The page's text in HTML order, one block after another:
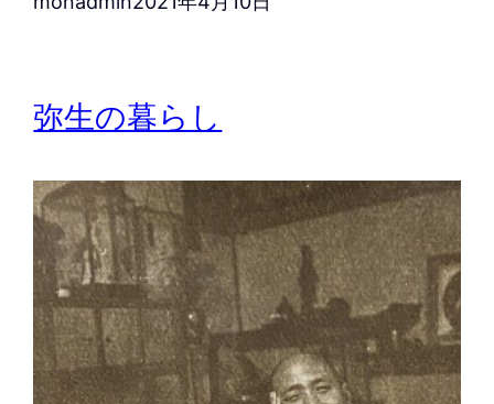
弥生の暮らし